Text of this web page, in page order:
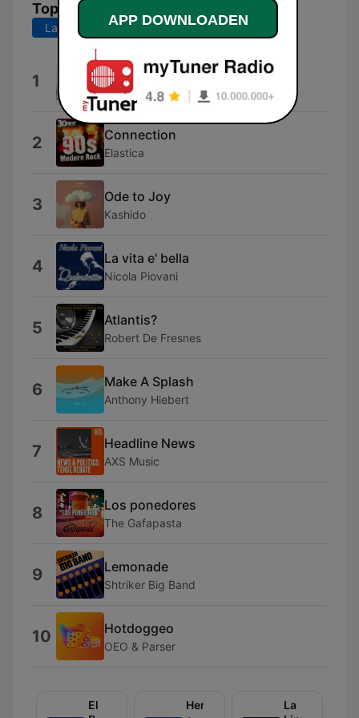
Top nummers
Laatste 7 dagen Laatste 30 dagen
1 Geopolitical News
Marc Dall'Anese
2 Connection
Elastica
3 Ode to Joy
Kashido
4 La vita e' bella
Nicola Piovani
5 Atlantis?
Robert De Fresnes
6 Make A Splash
Anthony Hiebert
7 Headline News
AXS Music
8 Los ponedores
The Gafapasta
9 Lemonade
Shtriker Big Band
10 Hotdoggeo
OEO & Parser
El
Herrera
La
APP DOWNLOADEN